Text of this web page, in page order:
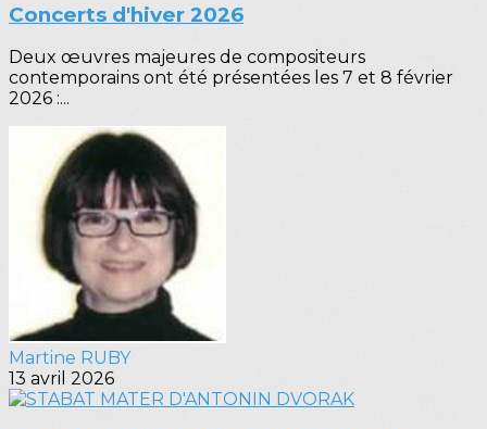
Concerts d'hiver 2026
Deux œuvres majeures de compositeurs
contemporains ont été présentées les 7 et 8 février
2026 :...
Martine RUBY
13 avril 2026